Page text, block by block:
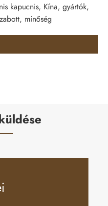
kapucnis, Kína, gyártók,
minőség